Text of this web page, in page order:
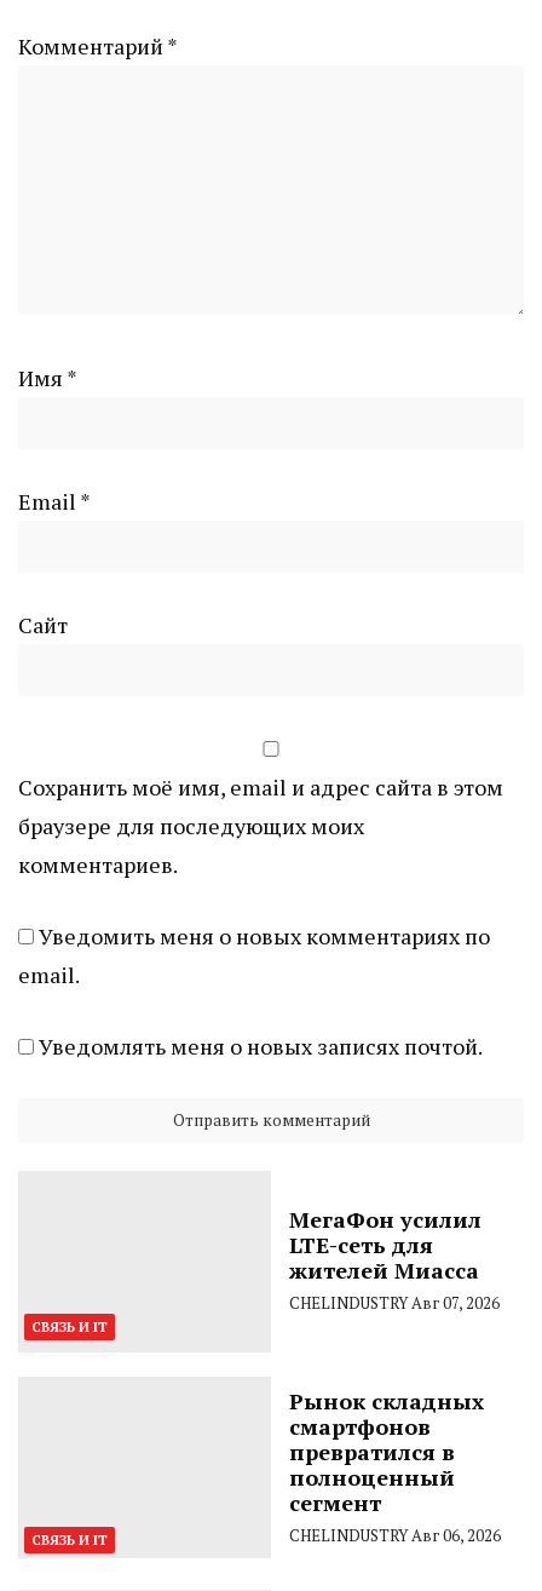
Комментарий *
Имя *
Email *
Сайт
Сохранить моё имя, email и адрес сайта в этом
браузере для последующих моих
комментариев.
Уведомить меня о новых комментариях по
email.
Уведомлять меня о новых записях почтой.
СВЯЗЬ И IT
МегаФон усилил
LTE-сеть для
жителей Миасса
CHELINDUSTRYАвг 07, 2026
СВЯЗЬ И IT
Рынок складных
смартфонов
превратился в
полноценный
сегмент
CHELINDUSTRYАвг 06, 2026